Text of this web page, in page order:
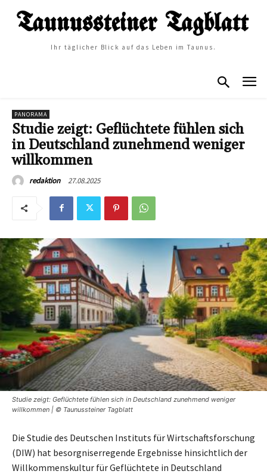
Ihr täglicher Blick auf das Leben im Taunus.
PANORAMA
Studie zeigt: Geflüchtete fühlen sich
in Deutschland zunehmend weniger
willkommen
redaktion 27.08.2025
Studie zeigt: Geflüchtete fühlen sich in Deutschland zunehmend weniger
willkommen | © Taunussteiner Tagblatt
Die Studie des Deutschen Instituts für Wirtschaftsforschung
(DIW) hat besorgniserregende Ergebnisse hinsichtlich der
Willkommenskultur für Geflüchtete in Deutschland